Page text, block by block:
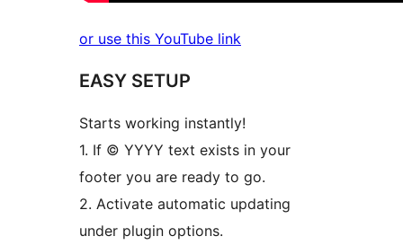
or use this YouTube link
EASY SETUP
Starts working instantly!
1. If © YYYY text exists in your
footer you are ready to go.
2. Activate automatic updating
under plugin options.